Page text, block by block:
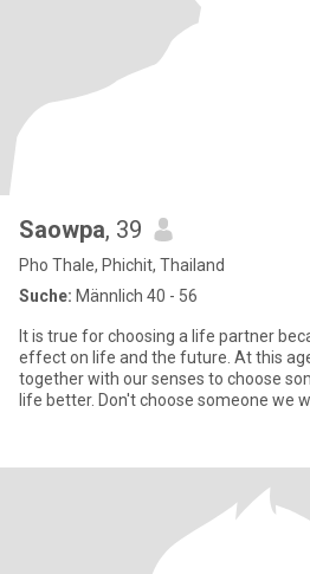
Saowpa, 39
Pho Thale, Phichit, Thailand
Suche: Männlich 40 - 56
It is true for choosing a life partner
effect on life and the future. At this
together with our senses to choose
life better. Don't choose someone we